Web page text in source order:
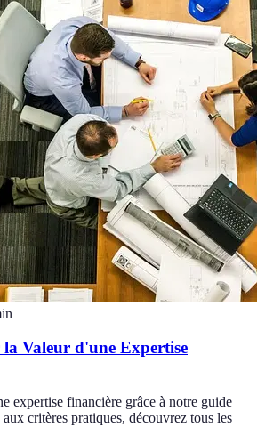
Valeur d'une Expertise
expertise financière grâce à notre guide
critères pratiques, découvrez tous les